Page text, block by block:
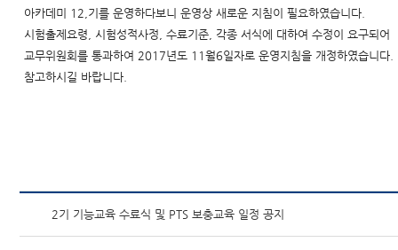
아카데미 12,기를 운영하다보니 운영상 새로운 지침이 필요하였습니다.
시험출제요령, 시험성적사정, 수료기준, 각종 서식에 대하여 수정이 요구되어
교무위원회를 통과하여 2017년도 11월6일자로 운영지침을 개정하였습니다.
참고하시길 바랍니다.
2기 기능교육 수료식 및 PTS 보충교육 일정 공지